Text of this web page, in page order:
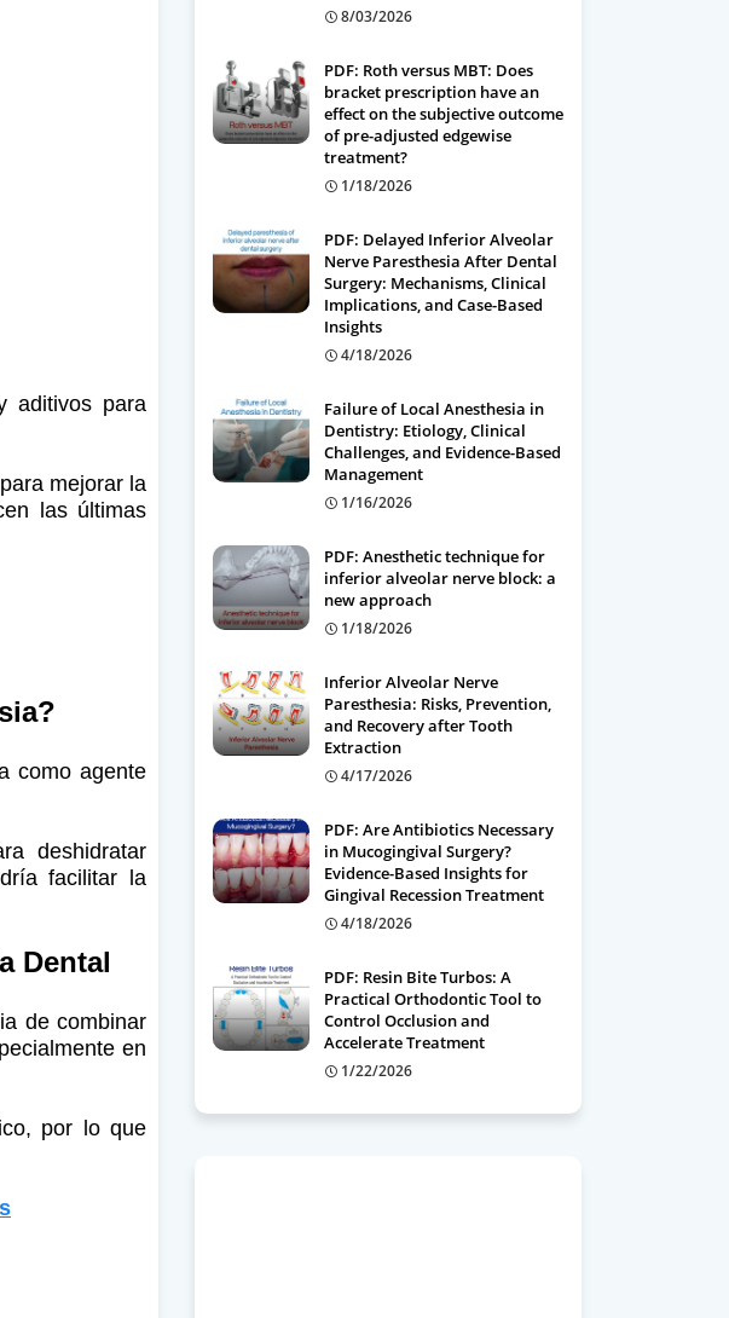
aditivos para
mejorar la
las últimas
como agente
deshidratar
facilitar la
Dental
de combinar
en
por lo que
8/03/2026
PDF: Roth versus MBT: Does
bracket prescription have an
effect on the subjective outcome
of pre-adjusted edgewise
treatment?
1/18/2026
PDF: Delayed Inferior Alveolar
Nerve Paresthesia After Dental
Surgery: Mechanisms, Clinical
Implications, and Case-Based
Insights
4/18/2026
Failure of Local Anesthesia in
Dentistry: Etiology, Clinical
Challenges, and Evidence-Based
Management
1/16/2026
PDF: Anesthetic technique for
inferior alveolar nerve block: a
new approach
1/18/2026
Inferior Alveolar Nerve
Paresthesia: Risks, Prevention,
and Recovery after Tooth
Extraction
4/17/2026
PDF: Are Antibiotics Necessary
in Mucogingival Surgery?
Evidence-Based Insights for
Gingival Recession Treatment
4/18/2026
PDF: Resin Bite Turbos: A
Practical Orthodontic Tool to
Control Occlusion and
Accelerate Treatment
1/22/2026